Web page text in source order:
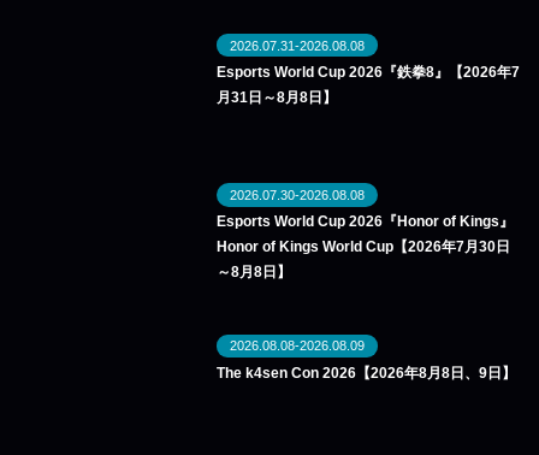
2026.07.31-2026.08.08
Esports World Cup 2026『鉄拳8』【2026年7
月31日～8月8日】
2026.07.30-2026.08.08
Esports World Cup 2026『Honor of Kings』
Honor of Kings World Cup【2026年7月30日
～8月8日】
2026.08.08-2026.08.09
The k4sen Con 2026【2026年8月8日、9日】